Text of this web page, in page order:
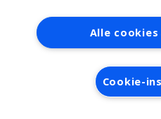
Contact Account
RAI bestanden
Privacy
Verwerkersovereenkomst
Alle
Cookie-